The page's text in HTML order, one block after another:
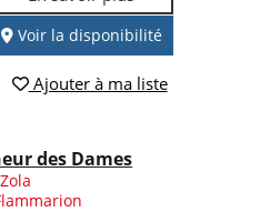
Voir la disponibilité
Ajouter à ma liste
des Dames